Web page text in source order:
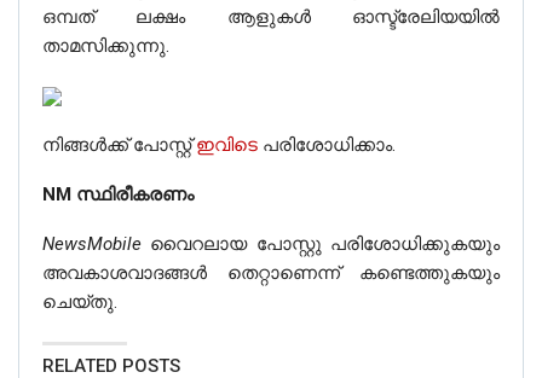
അതിനാൽ, പാനി പൂരി വിളമ്പുന്ന ഒരാളുടെ
തിരക്കഥാകൃത്തായ വീഡിയോ തെറ്റായ വർഗീയ
കോണിൽ ഷെയർ ചെയ്യപ്പെട്ടുവെന്ന് നമുക്ക്
നിസംശയം പറയാം.
ഒമ്പത് ലക്ഷം ആളുകൾ ഓസ്ട്രേലിയയിൽ
താമസിക്കുന്നു.
നിങ്ങൾക്ക് പോസ്റ്റ്ഇവിടെ പരിശോധിക്കാം.
NM സ്ഥിരീകരണം
NewsMobile വൈറലായ പോസ്റ്റു പരിശോധിക്കുകയും
അവകാശവാദങ്ങള്‍ തെറ്റാണെന്ന് കണ്ടെത്തുകയും
ചെയ്തു.
RELATED POSTS